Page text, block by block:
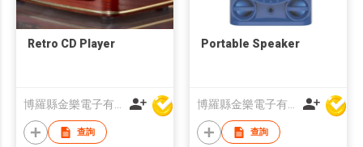
Retro CD Player
博羅縣金樂電子有限公司
查詢
Portable Speaker
博羅縣金樂電子有限公司
查詢